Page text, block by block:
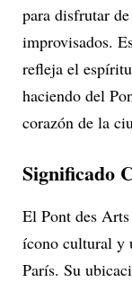
para disfrutar
improvisados.
refleja el
haciendo del
corazón de la
Significado
El Pont des
ícono cultural y
París. Su